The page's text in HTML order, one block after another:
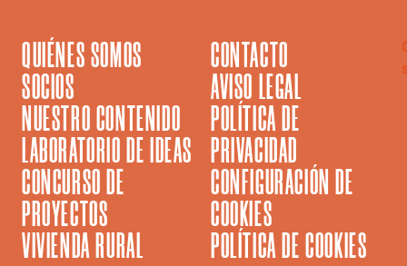
QUIÉNES SOMOS
SOCIOS
NUESTRO CONTENIDO
LABORATORIO DE IDEAS
CONCURSO DE
PROYECTOS
VIVIENDA RURAL
CONTACTO
AVISO LEGAL
POLÍTICA DE
PRIVACIDAD
CONFIGURACIÓN DE
COOKIES
POLÍTICA DE COOKIES